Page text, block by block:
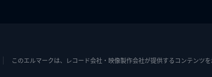
このエルマークは、レコード会社・映像製作会社が提供するコンテンツ